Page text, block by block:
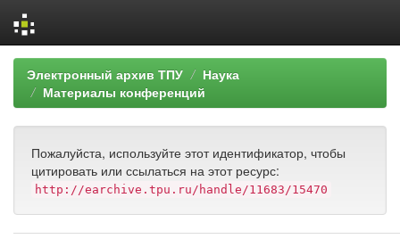
Skip
navigation
Электронный архив ТПУ
Наука
Материалы конференций
Пожалуйста, используйте этот идентификатор, чтобы
цитировать или ссылаться на этот ресурс:
http://earchive.tpu.ru/handle/11683/15470